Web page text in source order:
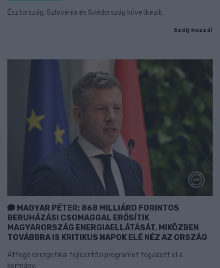
Észtország, Szlovénia és Svédország következik.
Szólj hozzá!
MAGYAR PÉTER: 868 MILLIÁRD FORINTOS
BERUHÁZÁSI CSOMAGGAL ERŐSÍTIK
MAGYARORSZÁG ENERGIAELLÁTÁSÁT, MIKÖZBEN
TOVÁBBRA IS KRITIKUS NAPOK ELÉ NÉZ AZ ORSZÁG
Átfogó energetikai fejlesztési programot fogadott el a
kormány.